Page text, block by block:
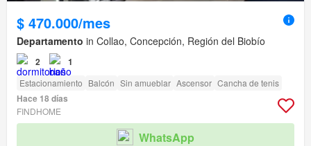
$ 470.000/mes
Departamento in Collao, Concepción, Región del Biobío
2 1
Estacionamiento Balcón Sin amueblar Ascensor Cancha de tenis
Hace 18 días
FINDHOME
WhatsApp